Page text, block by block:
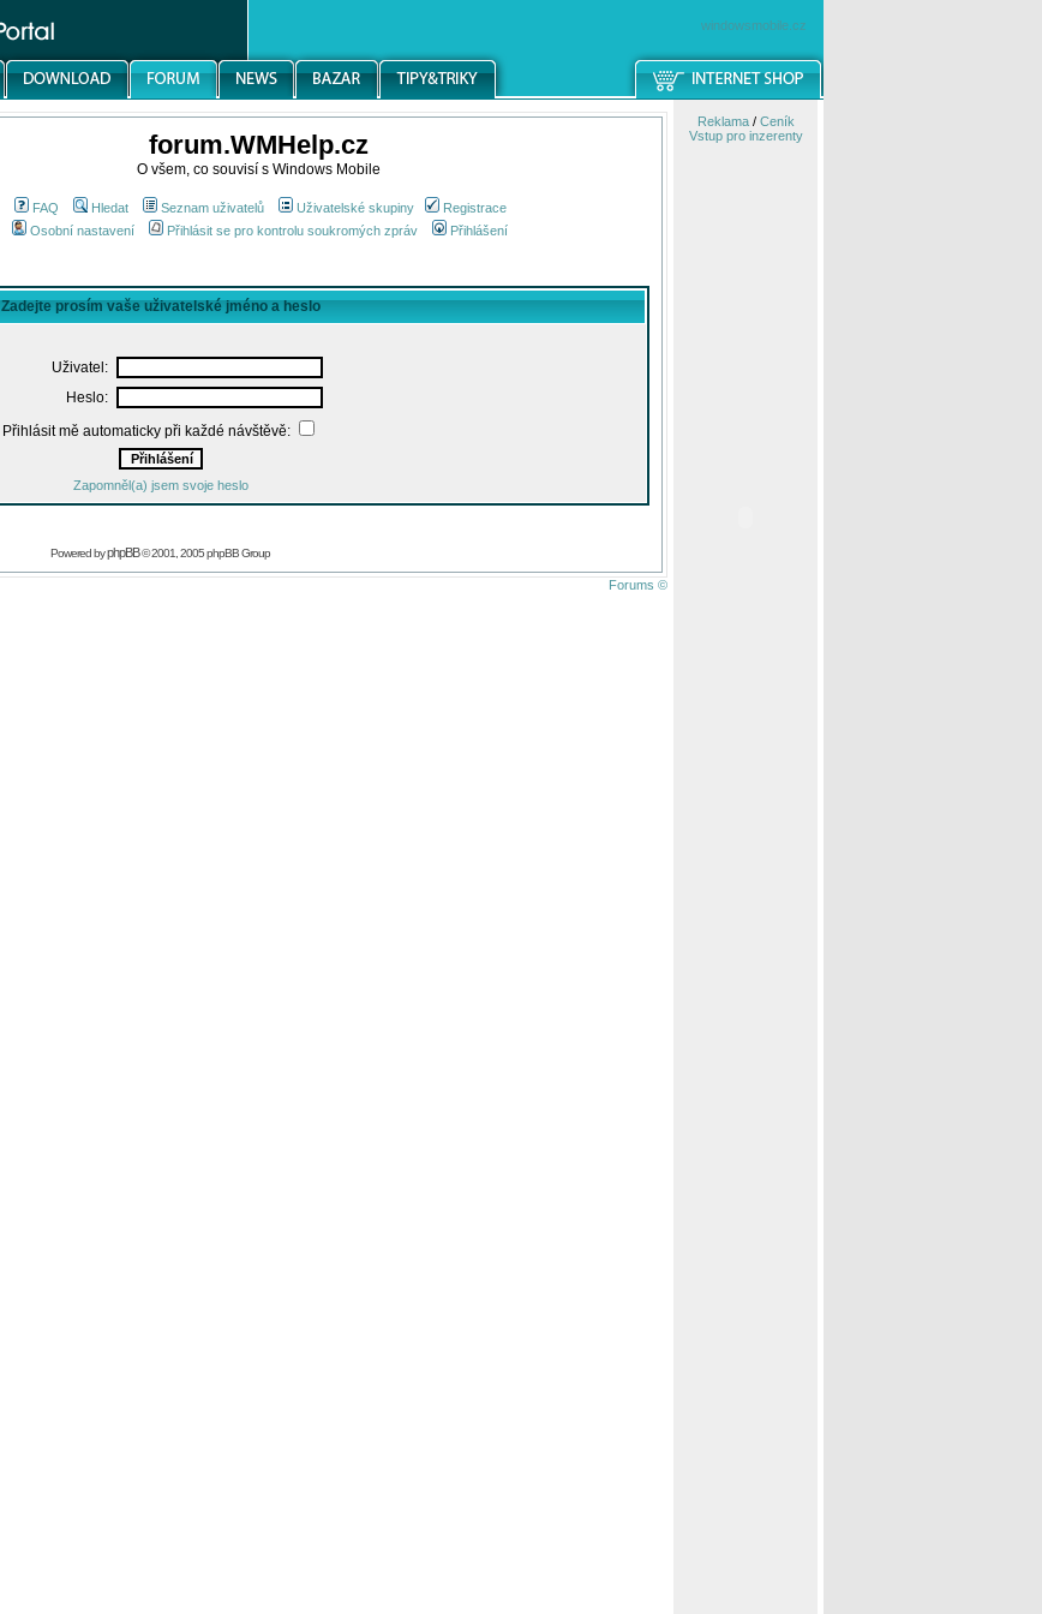
windowsmobile.cz
forum.WMHelp.cz
O všem, co souvisí s Windows Mobile
FAQ Hledat Seznam uživatelů Uživatelské skupiny
Registrace
Osobní nastavení
Přihlásit se pro kontrolu soukromých zpráv Přihlášení
Zadejte prosím vaše uživatelské jméno a heslo
Uživatel:
Heslo:
Přihlásit mě automaticky při každé návštěvě:
Zapomněl(a) jsem svoje heslo
Powered byphpBB© 2001, 2005 phpBB Group
Forums ©
Reklama/ Ceník
Vstup pro inzerenty